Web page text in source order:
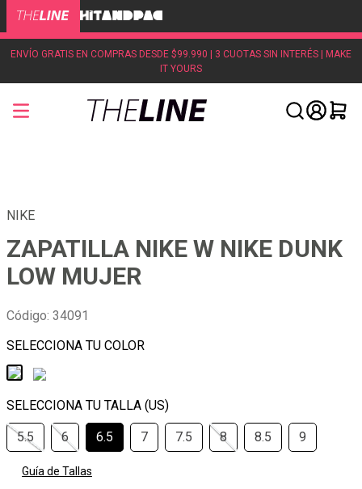
ENVÍO GRATIS EN COMPRAS DESDE $99.990 | 3 CUOTAS SIN INTERÉS | MAKE
IT YOURS
NIKE
ZAPATILLA NIKE W NIKE DUNK
LOW MUJER
Código: 34091
5.5 6 6.5 7 7.5 8 8.5 9
Guía de Tallas